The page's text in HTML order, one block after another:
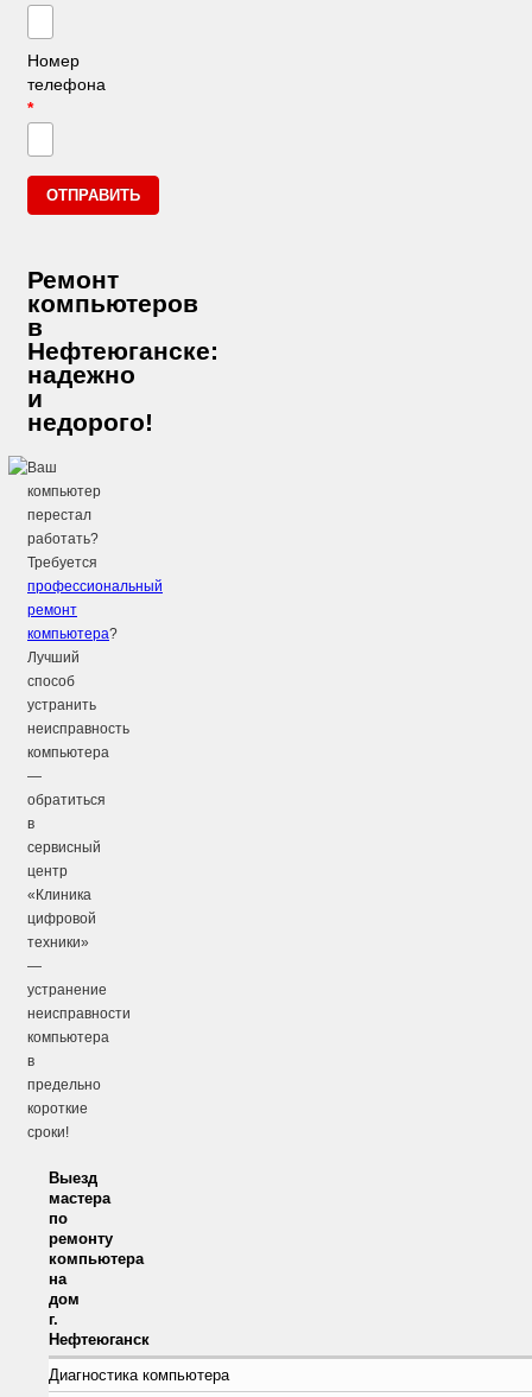
Номер
телефона
*
Ремонт
компьютеров
в
Нефтеюганске:
надежно
и
недорого!
Ваш
компьютер
перестал
работать?
Требуется
профессиональный
ремонт
компьютера?
Лучший
способ
устранить
неисправность
компьютера
—
обратиться
в
сервисный
центр
«Клиника
цифровой
техники»
—
устранение
неисправности
компьютера
в
предельно
короткие
сроки!
Выезд
мастера
по
ремонту
компьютера
на
дом
г.
Нефтеюганск
Диагностика компьютера